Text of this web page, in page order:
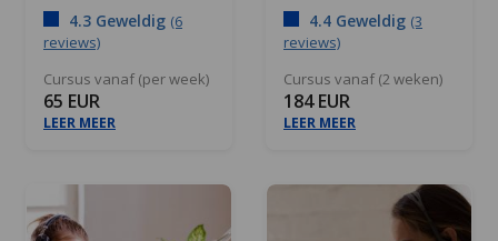
4.3 Geweldig (6
reviews)
Cursus vanaf (per week)
65 EUR
LEER MEER
4.4 Geweldig (3
reviews)
Cursus vanaf (2 weken)
184 EUR
LEER MEER